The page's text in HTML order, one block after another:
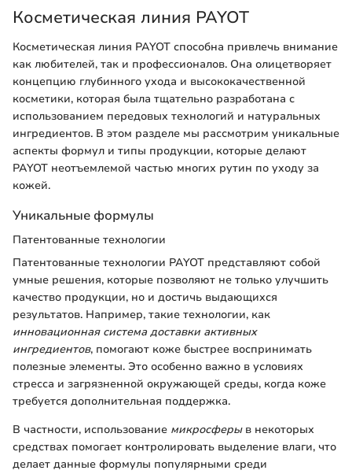
Косметическая линия PAYOT
Косметическая линия PAYOT способна привлечь внимание
как любителей, так и профессионалов. Она олицетворяет
концепцию глубинного ухода и высококачественной
косметики, которая была тщательно разработана с
использованием передовых технологий и натуральных
ингредиентов. В этом разделе мы рассмотрим уникальные
аспекты формул и типы продукции, которые делают
PAYOT неотъемлемой частью многих рутин по уходу за
кожей.
Уникальные формулы
Патентованные технологии
Патентованные технологии PAYOT представляют собой
умные решения, которые позволяют не только улучшить
качество продукции, но и достичь выдающихся
результатов. Например, такие технологии, как
инновационная система доставки активных
ингредиентов, помогают коже быстрее воспринимать
полезные элементы. Это особенно важно в условиях
стресса и загрязненной окружающей среды, когда коже
требуется дополнительная поддержка.
В частности, использование микросферыв некоторых
средствах помогает контролировать выделение влаги, что
делает данные формулы популярными среди